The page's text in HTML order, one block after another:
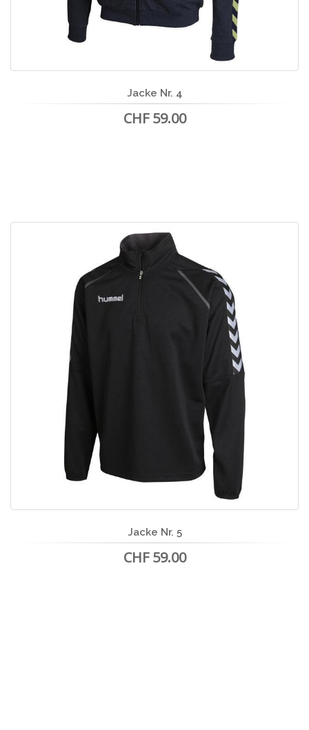
Jacke Nr. 4
CHF 59.00
Jacke Nr. 5
CHF 59.00